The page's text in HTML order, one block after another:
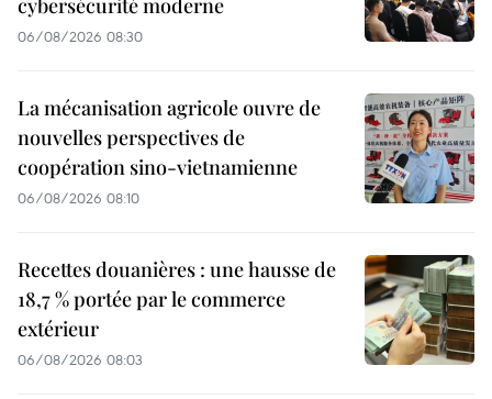
cybersécurité moderne
06/08/2026 08:30
La mécanisation agricole ouvre de
nouvelles perspectives de
coopération sino-vietnamienne
06/08/2026 08:10
Recettes douanières : une hausse de
18,7 % portée par le commerce
extérieur
06/08/2026 08:03